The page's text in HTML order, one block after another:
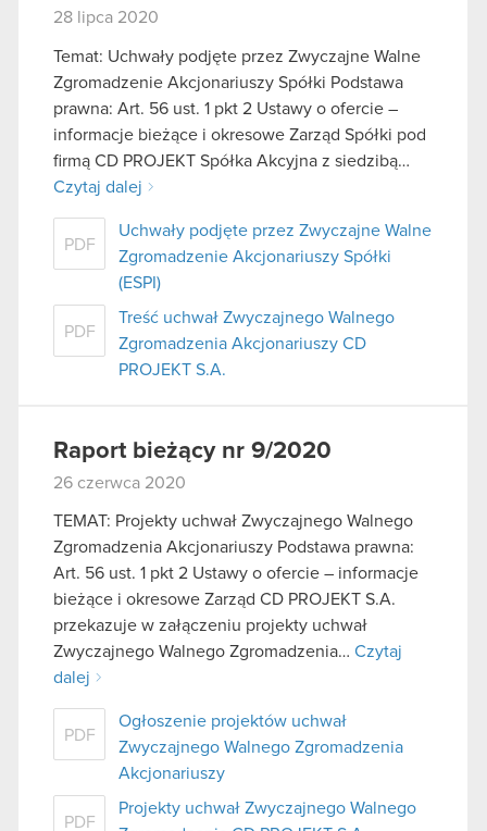
28 lipca 2020
Temat: Uchwały podjęte przez Zwyczajne Walne
Zgromadzenie Akcjonariuszy Spółki Podstawa
prawna: Art. 56 ust. 1 pkt 2 Ustawy o ofercie –
informacje bieżące i okresowe Zarząd Spółki pod
firmą CD PROJEKT Spółka Akcyjna z siedzibą…
Czytaj dalej
PDF
Uchwały podjęte przez Zwyczajne Walne
Zgromadzenie Akcjonariuszy Spółki
(ESPI)
PDF
Treść uchwał Zwyczajnego Walnego
Zgromadzenia Akcjonariuszy CD
PROJEKT S.A.
Raport bieżący nr 9/2020
26 czerwca 2020
TEMAT: Projekty uchwał Zwyczajnego Walnego
Zgromadzenia Akcjonariuszy Podstawa prawna:
Art. 56 ust. 1 pkt 2 Ustawy o ofercie – informacje
bieżące i okresowe Zarząd CD PROJEKT S.A.
przekazuje w załączeniu projekty uchwał
Zwyczajnego Walnego Zgromadzenia… Czytaj
dalej
PDF
Ogłoszenie projektów uchwał
Zwyczajnego Walnego Zgromadzenia
Akcjonariuszy
PDF
Projekty uchwał Zwyczajnego Walnego